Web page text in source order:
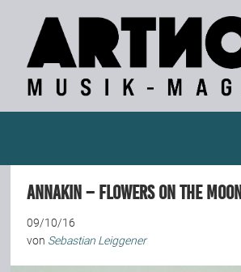
Konzertberichte
Fotoreportagen
Annakin – Flowers On The Moon
09/10/16
von Sebastian Leiggener